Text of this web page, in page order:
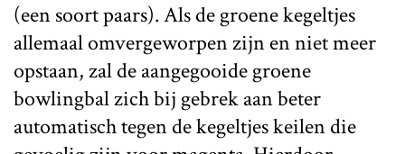
(een soort paars). Als de groene kegeltjes
allemaal omvergeworpen zijn en niet meer
opstaan, zal de aangegooide groene
bowlingbal zich bij gebrek aan beter
automatisch tegen de kegeltjes keilen die